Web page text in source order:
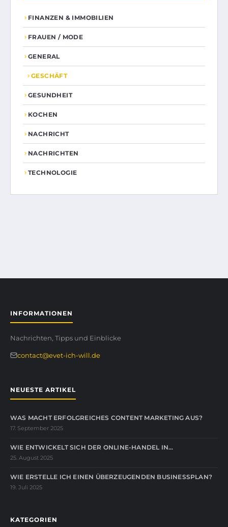
FINANZEN & IMMOBILIEN
FRAUEN / MODE
GENERAL
GESCHÄFT
GESUNDHEIT
KOCHEN
NACHRICHT
NACHRICHTEN
TECHNOLOGIE
INFORMATIONEN
Nachrichten, Tipps und Einblicke
contact@evet-ich-will.de
NEUESTE ARTIKEL
WAS MACHT ERFOLGREICHES CONTENT MARKETING AUS?
17. September 2025
WIE ENTWICKELT SICH DER ONLINE-HANDEL IN…
25. August 2025
WIE ERSTELLE ICH EINEN ÜBERZEUGENDEN BUSINESSPLAN?
19. Juli 2025
KATEGORIEN